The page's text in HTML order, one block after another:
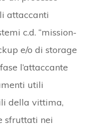
attaccanti
c.d. “mission-
e/o di storage
l’attaccante
utili
della vittima,
sfruttati nei